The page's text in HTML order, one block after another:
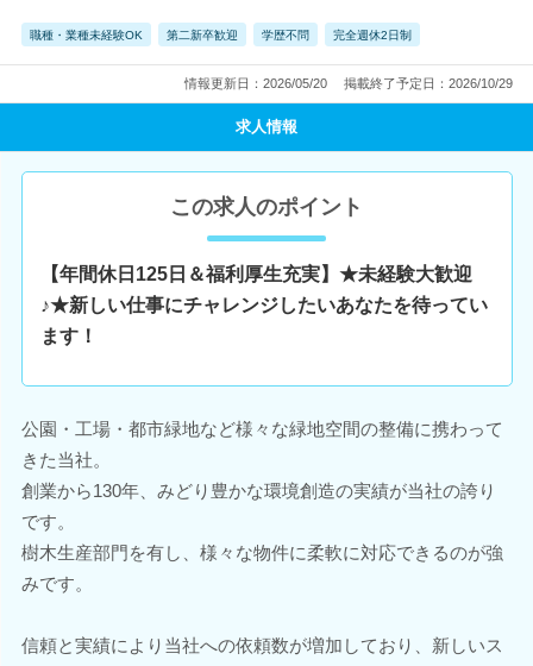
職種・業種未経験OK 第二新卒歓迎 学歴不問 完全週休2日制
情報更新日：2026/05/20 掲載終了予定日：2026/10/29
求人情報
この求人のポイント
【年間休日125日＆福利厚生充実】★未経験大歓迎
♪★新しい仕事にチャレンジしたいあなたを待ってい
ます！
公園・工場・都市緑地など様々な緑地空間の整備に携わって
きた当社。
創業から130年、みどり豊かな環境創造の実績が当社の誇り
です。
樹木生産部門を有し、様々な物件に柔軟に対応できるのが強
みです。
信頼と実績により当社への依頼数が増加しており、新しいス